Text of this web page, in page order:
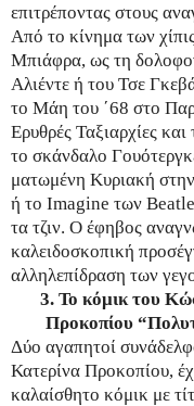
επιτρέποντας στους
Από το κίνημα των
Μπιάφρα, ως τη
Αλιέντε ή του Τσε
το Μάη του ΄68 στο
Ερυθρές Ταξιαρχίες
το σκάνδαλο
ματωμένη Κυριακή
ή το Imagine των
τα τζιν. Ο έφηβος
καλειδοσκοπική
αλληλεπίδραση των
3. Το κόμικ του
Προκοπίου
Δύο αγαπητοί
Κατερίνα Προκοπίου,
καλαίσθητο κόμικ με